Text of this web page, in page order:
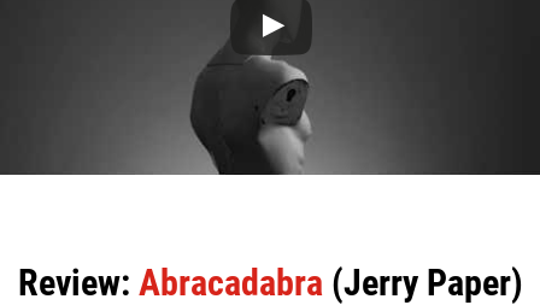
Review: Abracadabra (Jerry Paper)